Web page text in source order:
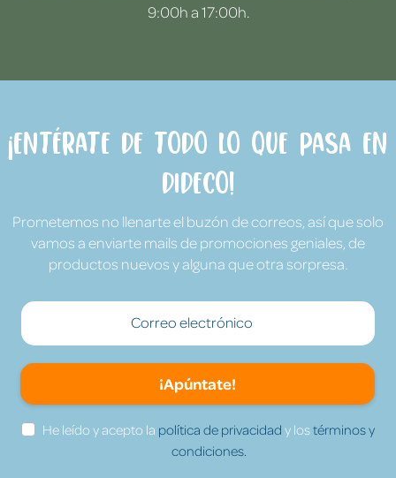
9:00h a 17:00h.
¡Entérate de todo lo que pasa en
Dideco!
Prometemos no llenarte el buzón de correos, así que solo
vamos a enviarte mails de promociones geniales, de
productos nuevos y alguna que otra sorpresa.
¡Apúntate!
He leído y acepto la política de privacidad y lostérminos y
condiciones.